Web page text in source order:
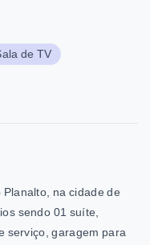
de TV
na cidade de
sendo 01 suíte,
serviço, garagem para